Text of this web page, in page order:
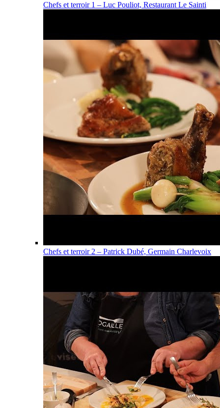
Chefs et terroir 1 – Luc Pouliot, Restaurant Le Sainti
Chefs et terroir 2 – Patrick Dubé, Germain Charlevoix